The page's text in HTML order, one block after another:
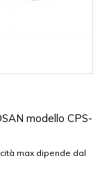
modello CPS-
max dipende dal